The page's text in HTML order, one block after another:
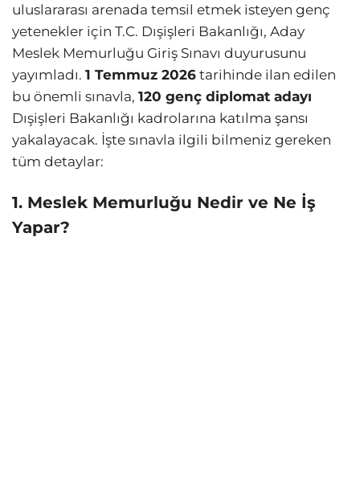
uluslararası arenada temsil etmek isteyen genç
yetenekler için T.C. Dışişleri Bakanlığı, Aday
Meslek Memurluğu Giriş Sınavı duyurusunu
yayımladı. 1 Temmuz 2026 tarihinde ilan edilen
bu önemli sınavla, 120 genç diplomat adayı
Dışişleri Bakanlığı kadrolarına katılma şansı
yakalayacak. İşte sınavla ilgili bilmeniz gereken
tüm detaylar:
1. Meslek Memurluğu Nedir ve Ne İş
Yapar?